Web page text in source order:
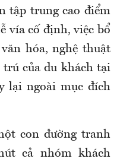
tập trung cao điểm
vía cố định, việc bổ
hóa, nghệ thuật
của du khách tại
lại ngoài mục đích
con đường tranh
cả nhóm khách